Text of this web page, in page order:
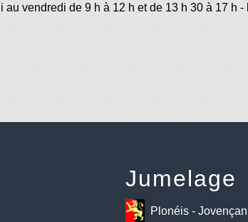
vendredi de 9 h à 12 h et de 13 h 30 à 17 h
Jumelage
Plonéis -